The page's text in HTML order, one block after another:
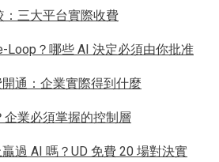
三大平台實際收費
Loop？哪些 AI 決定必須由你批准
通：企業實際得到什麼
企業必須掌握的控制層
過 AI 嗎？UD 免費 20 場對決實